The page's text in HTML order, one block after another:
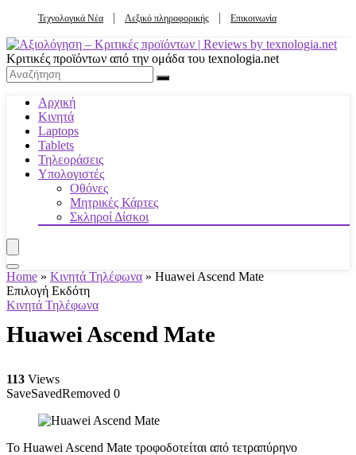
Τεχνολογικά Νέα Λεξικό πληροφορικής Επικοινωνία
Κριτικές προϊόντων από την ομάδα του texnologia.net
Αρχική
Κινητά
Laptops
Tablets
Τηλεοράσεις
Υπολογιστές
Οθόνες
Μητρικές Κάρτες
Σκληροί Δίσκοι
Home » Κινητά Τηλέφωνα » Huawei Ascend Mate
Επιλογή Εκδότη
Κινητά Τηλέφωνα
Huawei Ascend Mate
113 Views
SaveSavedRemoved 0
Το Huawei Ascend Mate τροφοδοτείται από τετραπύρηνο